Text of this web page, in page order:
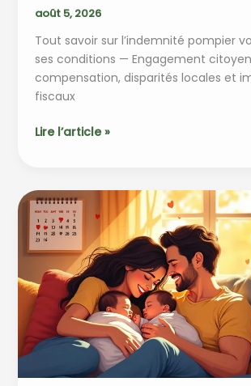
août 5, 2026
Tout savoir sur l’indemnité pompier
ses conditions — Engagement
compensation, disparités locales et
fiscaux
Tout
l’indemnité
pompier
volontaire
et
ses
conditions
Lire l’article »